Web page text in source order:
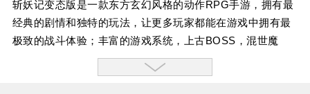
斩妖记变态版是一款东方玄幻风格的动作RPG手游，拥有最
经典的剧情和独特的玩法，让更多玩家都能在游戏中拥有最
极致的战斗体验；丰富的游戏系统，上古BOSS，混世魔
王，统统击之，五行战场，唯我独尊，开启你的暗黑之旅。